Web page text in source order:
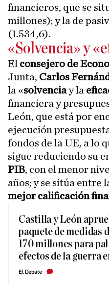
financieros, que se
millones); y la de
(1.534,6).
«Solvencia» y
El consejero de
Junta, Carlos
la «solvenciay la
financiera y
León, que está por
ejecución
fondos de la UE, a lo
sigue reduciendo su
PIB, con el menor
años; y se sitúa entre
mejor calificación
Castilla y León
paquete de medidas
170 millones para
efectos de la guerra
El Debate